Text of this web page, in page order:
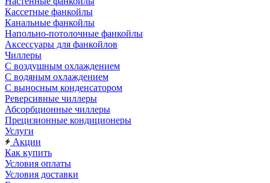
Кассетные фанкойлы
Канальные фанкойлы
Напольно-потолочные фанкойлы
Аксессуары для фанкойлов
Чиллеры
С воздушным охлаждением
С водяным охлаждением
С выносным конденсатором
Реверсивные чиллеры
Абсорбционные чиллеры
Прецизионные кондиционеры
Услуги
Акции
Как купить
Условия оплаты
Условия доставки